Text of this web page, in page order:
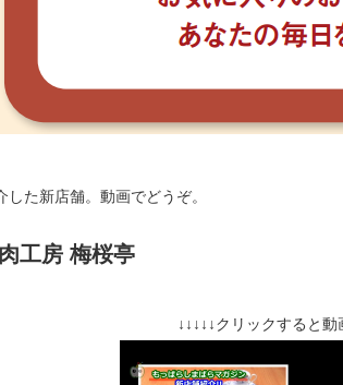
した新店舗。動画でどうぞ。
工房 梅桜亭
↓↓↓↓↓クリックすると